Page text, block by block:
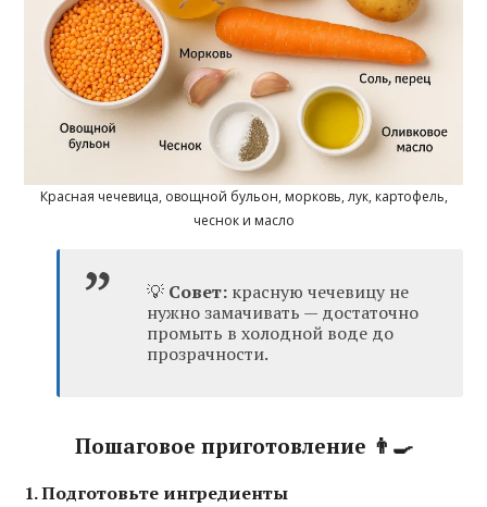
Красная чечевица, овощной бульон, морковь, лук, картофель,
чеснок и масло
💡 Совет: красную чечевицу не
нужно замачивать — достаточно
промыть в холодной воде до
прозрачности.
Пошаговое приготовление 👨‍🍳
1. Подготовьте ингредиенты